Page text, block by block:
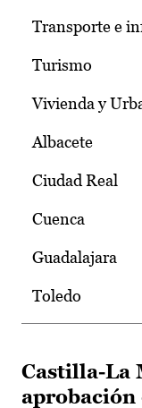
Transporte e
Turismo
Vivienda y
Albacete
Ciudad Real
Cuenca
Guadalajara
Toledo
Castilla-La
aprobación